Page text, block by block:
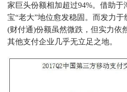
家巨头份额相加超过94%。借助
宝“老大”地位愈发稳固。而发力
(财付通)份额虽然微跌，但实力依
其他支付企业几乎无立足之地。